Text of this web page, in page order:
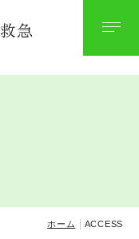
急
ホーム ACCESS